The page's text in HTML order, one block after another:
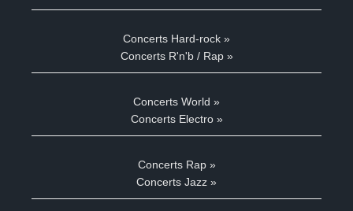
Concerts Hard-rock »
Concerts R'n'b / Rap »
Concerts World »
Concerts Electro »
Concerts Rap »
Concerts Jazz »